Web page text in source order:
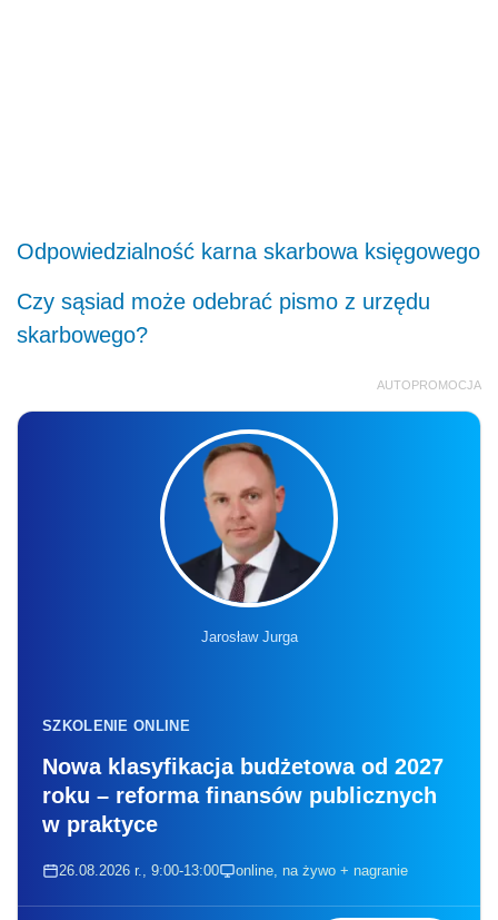
Odpowiedzialność karna skarbowa księgowego
Czy sąsiad może odebrać pismo z urzędu
skarbowego?
AUTOPROMOCJA
Jarosław Jurga
SZKOLENIE ONLINE
Nowa klasyfikacja budżetowa od 2027
roku – reforma finansów publicznych
w praktyce
26.08.2026 r., 9:00-13:00 online, na żywo + nagranie